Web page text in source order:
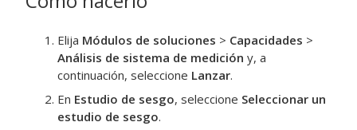
Elija Módulos de soluciones > Capacidades >
Análisis de sistema de medición y, a
continuación, seleccione Lanzar.
En Estudio de sesgo, seleccione Seleccionar un
estudio de sesgo.